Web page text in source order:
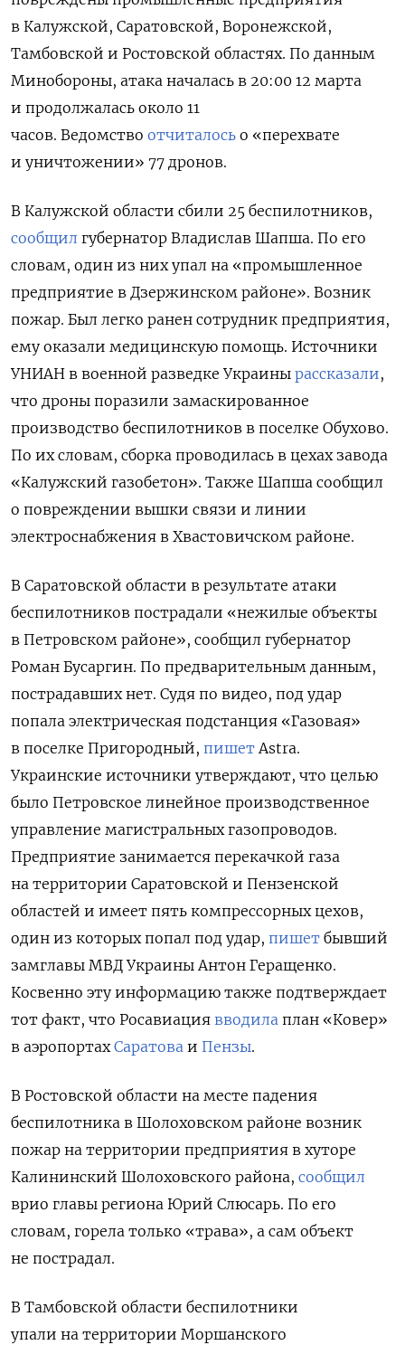
в Калужской, Саратовской, Воронежской,
Тамбовской и Ростовской областях. По данным
Минобороны, атака началась в 20:00 12 марта
и продолжалась около 11
часов. Ведомство отчиталось о «перехвате
и уничтожении» 77 дронов.
В Калужской области сбили 25 беспилотников,
сообщил губернатор Владислав Шапша. По его
словам, один из них упал на «промышленное
предприятие в Дзержинском районе». Возник
пожар. Был легко ранен сотрудник предприятия,
ему оказали медицинскую помощь. Источники
УНИАН в военной разведке Украины рассказали,
что дроны поразили замаскированное
производство беспилотников в поселке Обухово.
По их словам, сборка проводилась в цехах завода
«Калужский газобетон». Также Шапша сообщил
о повреждении вышки связи и линии
электроснабжения в Хвастовичском районе.
В Саратовской области в результате атаки
беспилотников пострадали «нежилые объекты
в Петровском районе», сообщил губернатор
Роман Бусаргин. По предварительным данным,
пострадавших нет. Судя по видео, под удар
попала электрическая подстанция «Газовая»
в поселке Пригородный, пишетAstra.
Украинские источники утверждают, что целью
было Петровское линейное производственное
управление магистральных газопроводов.
Предприятие занимается перекачкой газа
на территории Саратовской и Пензенской
областей и имеет пять компрессорных цехов,
один из которых попал под удар, пишет бывший
замглавы МВД Украины Антон Геращенко.
Косвенно эту информацию также подтверждает
тот факт, что Росавиация вводила план «Ковер»
в аэропортахСаратова и Пензы.
В Ростовской области на месте падения
беспилотника в Шолоховском районе возник
пожар на территории предприятия в хуторе
Калининский Шолоховского района, сообщил
врио главы региона Юрий Слюсарь. По его
словам, горела только «трава», а сам объект
не пострадал.
В Тамбовской области беспилотники
упали на территории Моршанского